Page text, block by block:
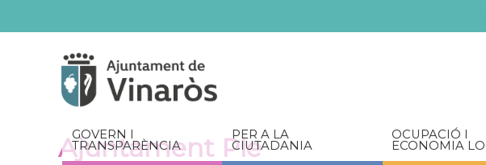
relacionats
GOVERN I
TRANSPARÈNCIA
PER A LA
CIUTADANIA
OCUPACIÓ I
ECONOMIA
Ajuntament Ple